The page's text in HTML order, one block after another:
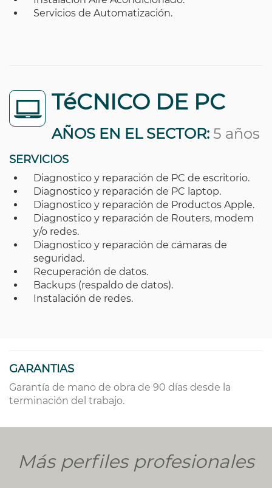
Servicios de Automatización.
TéCNICO DE PC
AÑOS EN EL SECTOR: 5 años
SERVICIOS
Diagnostico y reparación de PC de escritorio.
Diagnostico y reparación de PC laptop.
Diagnostico y reparación de Productos Apple.
Diagnostico y reparación de Routers, modem
y/o redes.
Diagnostico y reparación de cámaras de
seguridad.
Recuperación de datos.
Backups (respaldo de datos).
Instalación de redes.
GARANTIAS
Garantía de mano de obra de 90 días desde la
terminación del trabajo.
Más perfiles profesionales